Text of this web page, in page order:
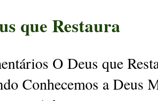
que Restaura
O Deus que
Conhecemos a Deus